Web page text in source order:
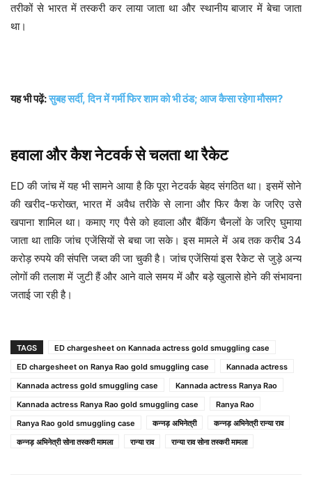
तरीकों से भारत में तस्करी कर लाया जाता था और स्थानीय बाजार में बेचा जाता
था।
यह भी पढ़ें:सुबह सर्दी, दिन में गर्मी फिर शाम को भी ठंड; आज कैसा रहेगा मौसम?
हवाला और कैश नेटवर्क से चलता था रैकेट
ED की जांच में यह भी सामने आया है कि पूरा नेटवर्क बेहद संगठित था। इसमें सोने
की खरीद-फरोख्त, भारत में अवैध तरीके से लाना और फिर कैश के जरिए उसे
खपाना शामिल था। कमाए गए पैसे को हवाला और बैंकिंग चैनलों के जरिए घुमाया
जाता था ताकि जांच एजेंसियों से बचा जा सके। इस मामले में अब तक करीब 34
करोड़ रुपये की संपत्ति जब्त की जा चुकी है। जांच एजेंसियां इस रैकेट से जुड़े अन्य
लोगों की तलाश में जुटी हैं और आने वाले समय में और बड़े खुलासे होने की संभावना
जताई जा रही है।
TAGS
ED chargesheet on Kannada actress gold smuggling case
ED chargesheet on Ranya Rao gold smuggling case
Kannada actress
Kannada actress gold smuggling case
Kannada actress Ranya Rao
Kannada actress Ranya Rao gold smuggling case
Ranya Rao
Ranya Rao gold smuggling case
कन्नड़ अभिनेत्री
कन्नड़ अभिनेत्री रान्या राव
कन्नड़ अभिनेत्री सोना तस्करी मामला
रान्या राव रान्या राव सोना तस्करी मामला